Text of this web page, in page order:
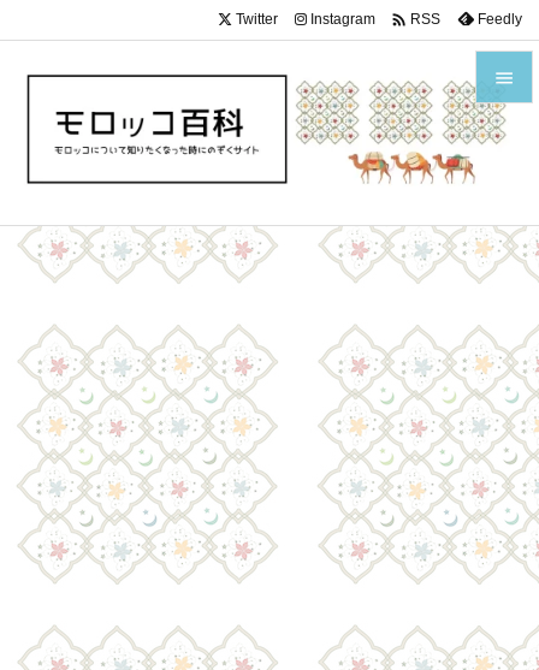



前へ
次へ

検索
Twitter Instagram  RSS Feedly